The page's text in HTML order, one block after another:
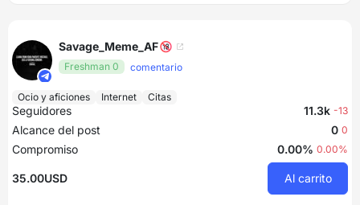
Savage_Meme_AF🔞
Freshman 0 comentario
Ocio y aficiones Internet Citas
Seguidores 11.3k -13
Alcance del post 0 0
Compromiso 0.00% 0.00%
35.00USD Al carrito